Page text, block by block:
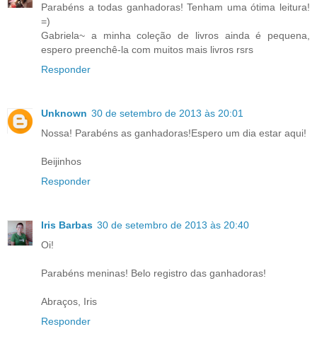
Parabéns a todas ganhadoras! Tenham uma ótima leitura!
=)
Gabriela~ a minha coleção de livros ainda é pequena,
espero preenchê-la com muitos mais livros rsrs
Responder
Unknown 30 de setembro de 2013 às 20:01
Nossa! Parabéns as ganhadoras!Espero um dia estar aqui!
Beijinhos
Responder
Iris Barbas 30 de setembro de 2013 às 20:40
Oi!
Parabéns meninas! Belo registro das ganhadoras!
Abraços, Iris
Responder